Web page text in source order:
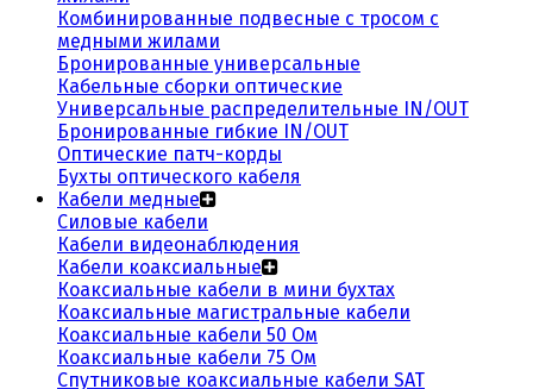
Комбинированные подвесные с тросом с
медными жилами
Бронированные универсальные
Кабельные сборки оптические
Универсальные распределительные IN/OUT
Бронированные гибкие IN/OUT
Оптические патч-корды
Бухты оптического кабеля
Кабели медные
Силовые кабели
Кабели видеонаблюдения
Кабели коаксиальные
Коаксиальные кабели в мини бухтах
Коаксиальные магистральные кабели
Коаксиальные кабели 50 Ом
Коаксиальные кабели 75 Ом
Спутниковые коаксиальные кабели SAT